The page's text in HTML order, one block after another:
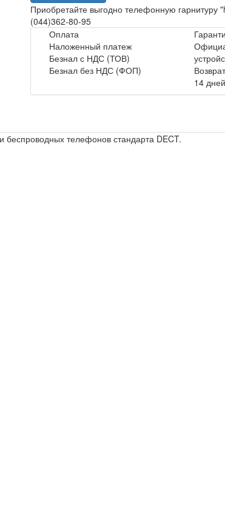
Приобретайте выгодно телефонную гарнитуру
(044)362-80-95
Оплата
Наложенный платеж
Безнал с НДС (ТОВ)
Безнал без НДС (ФОП)
14 дней
телефонов стандарта DECT.